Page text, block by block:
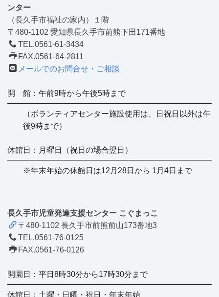
ンター
（長久手市福祉の家内）１階
〒480-1102 愛知県長久手市前熊下田171番地
TEL.0561-61-3434
FAX.0561-64-2811
メールでのお問合せ・ご相談
開 館：午前9時から午後5時まで
（ボランティアセンター施設使用は、日祝日以外は午
後9時まで）
休館日：月曜日（祝日の場合翌日）
※年末年始の休館日は12月28日から 1月4日まで
長久手市児童発達支援センター こぐまっこ
〒480-1102 長久手市前熊前山173番地3
TEL.0561-76-0125
FAX.0561-76-0126
開園日：平日8時30分から17時30分まで
休館日：土曜・日曜・祝日・年末年始